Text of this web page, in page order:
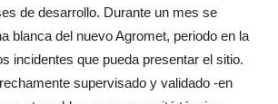
de desarrollo. Durante un mes se
blanca del nuevo Agromet, periodo en la
incidentes que pueda presentar el sitio.
supervisado y validado -en